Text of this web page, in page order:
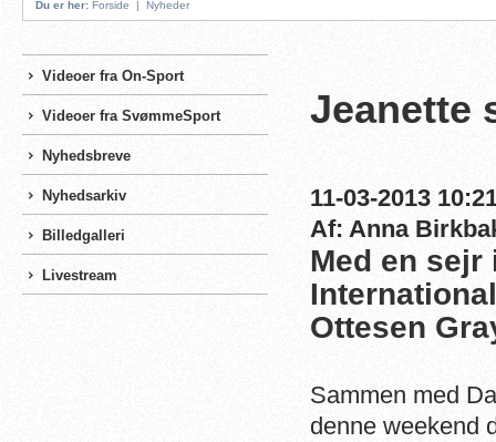
Du er her: Forside | Nyheder
Videoer fra On-Sport
Videoer fra SvømmeSport
Nyhedsbreve
Nyhedsarkiv
Billedgalleri
Livestream
Jeanette
11-03-2013
Af: Anna
Med en
Ottesen
Sammen med
denne weekend